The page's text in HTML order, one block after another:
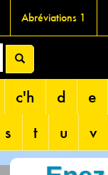
Abréviations 1
c'h d
e
s t u v